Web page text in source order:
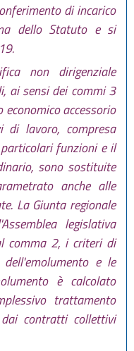
di incarico
dello Statuto e si
non dirigenziale
ai sensi dei commi 3
accessorio
lavoro, compresa
funzioni e il
sono sostituite
anche alle
La Giunta regionale
legislativa
comma 2, i criteri di
e le
è calcolato
trattamento
contratti collettivi